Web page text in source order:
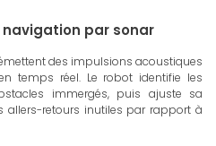
par sonar
des impulsions acoustiques
temps réel. Le robot identifie les
immergés, puis ajuste sa
allers-retours inutiles par rapport à